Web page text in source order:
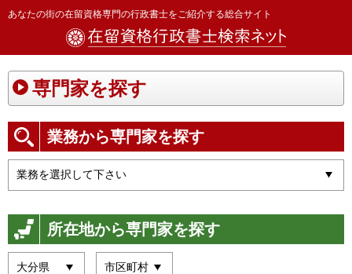
あなたの街の在留資格専門の行政書士をご紹介する総合サイト
専門家を探す
業務から専門家を探す
所在地から専門家を探す